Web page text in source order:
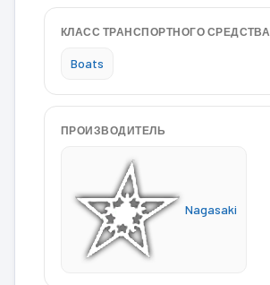
КЛАСС ТРАНСПОРТНОГО СРЕДСТВА
Boats
ПРОИЗВОДИТЕЛЬ
Nagasaki